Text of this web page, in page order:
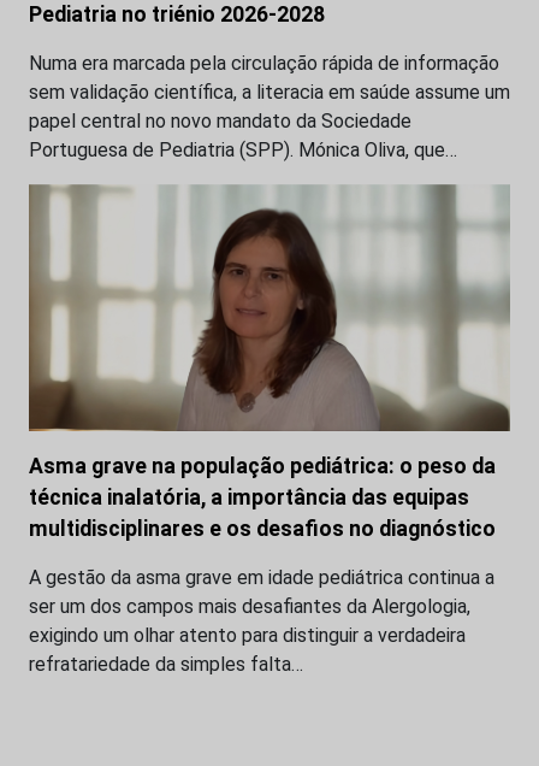
Pediatria no triénio 2026-2028
Numa era marcada pela circulação rápida de informação
sem validação científica, a literacia em saúde assume um
papel central no novo mandato da Sociedade
Portuguesa de Pediatria (SPP). Mónica Oliva, que…
Asma grave na população pediátrica: o peso da
técnica inalatória, a importância das equipas
multidisciplinares e os desafios no diagnóstico
A gestão da asma grave em idade pediátrica continua a
ser um dos campos mais desafiantes da Alergologia,
exigindo um olhar atento para distinguir a verdadeira
refratariedade da simples falta…